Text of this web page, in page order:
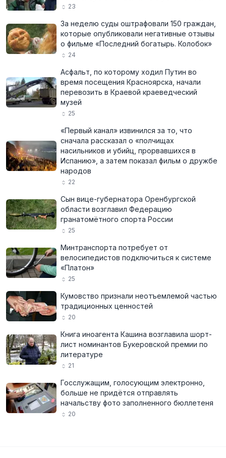
23
За неделю суды оштрафовали 150 граждан,
которые опубликовали негативные отзывы
о фильме «Последний богатырь. Колобок»
24
Асфальт, по которому ходил Путин во
время посещения Красноярска, начали
перевозить в Краевой краеведческий
музей
25
«Первый канал» извинился за то, что
сначала рассказал о «полчищах
насильников и убийц, прорвавшихся в
Испанию», а затем показал фильм о дружбе
народов
22
Сын вице-губернатора Оренбургской
области возглавил Федерацию
гранатомётного спорта России
25
Минтранспорта потребует от
велосипедистов подключиться к системе
«Платон»
25
Кумовство признали неотъемлемой частью
традиционных ценностей
20
Книга иноагента Кашина возглавила шорт-
лист номинантов Букеровской премии по
литературе
21
Госслужащим, голосующим электронно,
больше не придётся отправлять
начальству фото заполненного бюллетеня
20